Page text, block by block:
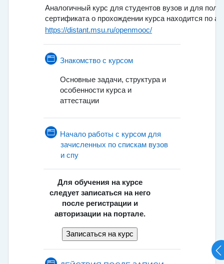
Аналогичный курс для студентов вузов и для
сертификата о прохождении курса находится по
https://distant.msu.ru/openmooc/
Знакомство с курсом
Основные задачи, структура и
особенности курса и
аттестации
Начало работы с курсом для
зачисленных по спискам вузов
и спу
Страница
Для обучения на курсе
следует записаться на него
после регистрации и
авторизации на портале.